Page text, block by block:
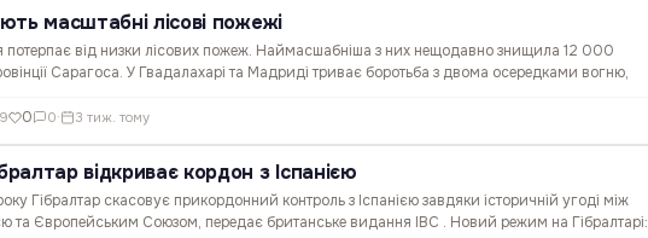
масштабні лісові пожежі
потерпає від низки лісових пожеж. Наймасшабніша з них нещодавно знищила 12 000
Сарагоса. У Гвадалахарі та Мадриді триває боротьба з двома осередками вогню,
0 0· 3 тиж. тому
відкриває кордон з Іспанією
Гібралтар скасовує прикордонний контроль з Іспанією завдяки історичній угоді між
та Європейським Союзом, передає британське видання IBC . Новий режим на Гібралтарі: